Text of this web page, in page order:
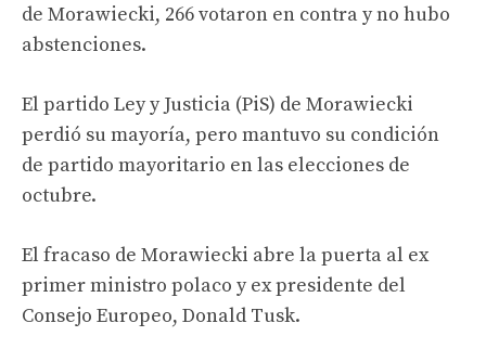
de Morawiecki, 266 votaron en contra y no hubo
abstenciones.
El partido Ley y Justicia (PiS) de Morawiecki
perdió su mayoría, pero mantuvo su condición
de partido mayoritario en las elecciones de
octubre.
El fracaso de Morawiecki abre la puerta al ex
primer ministro polaco y ex presidente del
Consejo Europeo, Donald Tusk.